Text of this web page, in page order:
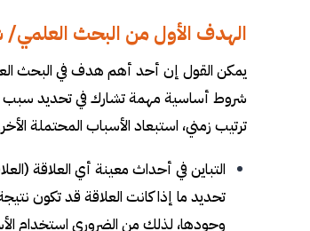
الهدف الأول من البحث
يمكن القول إن أحد أهم هدف في البحث
شروط أساسية مهمة تشارك في تحديد سبب
ترتيب زمني، استبعاد الأسباب المحتملة
التباين في أحداث معينة أي العلاقة
تحديد ما إذا كانت العلاقة قد تكون
وجودها، لذلك من الضروري استخدام